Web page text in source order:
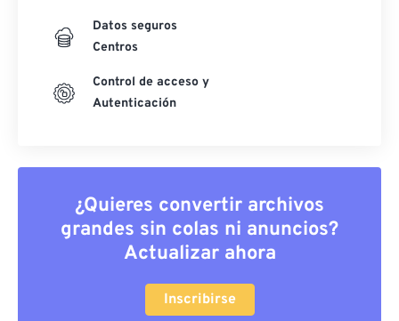
Datos seguros
Centros
Control de acceso y
Autenticación
¿Quieres convertir archivos
grandes sin colas ni anuncios?
Actualizar ahora
Inscribirse